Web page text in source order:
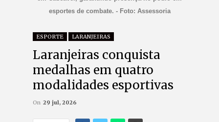
esportes de combate. - Foto: Assessoria
ESPORTE LARANJEIRAS
Laranjeiras conquista
medalhas em quatro
modalidades esportivas
On 29 jul, 2026